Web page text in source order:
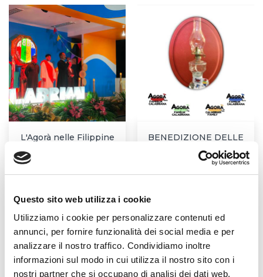
Questo sito web utilizza i cookie
Utilizziamo i cookie per personalizzare contenuti ed
annunci, per fornire funzionalità dei social media e per
analizzare il nostro traffico. Condividiamo inoltre
informazioni sul modo in cui utilizza il nostro sito con i
nostri partner che si occupano di analisi dei dati web,
L'Agorà nelle Filippine
BENEDIZIONE DELLE
Notizie correlate
DOMENICA 21 LUGLIO 2024